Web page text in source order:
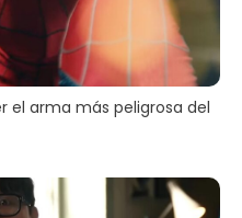
el arma más peligrosa del